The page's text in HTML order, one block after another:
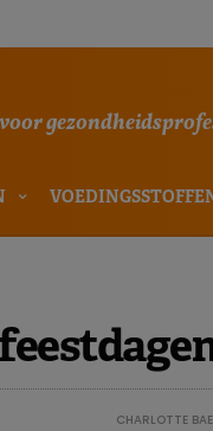
CHARLOTTE